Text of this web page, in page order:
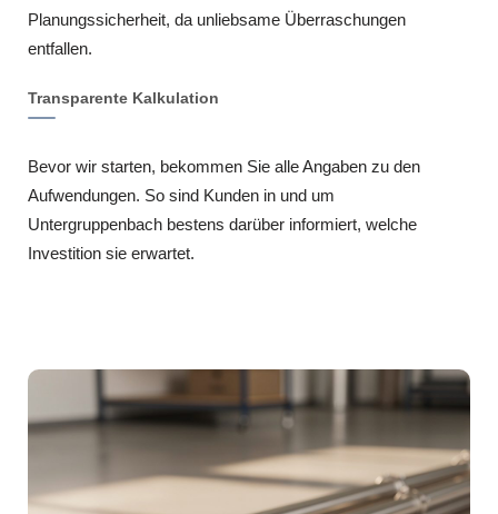
Planungssicherheit, da unliebsame Überraschungen
entfallen.
Transparente Kalkulation
Bevor wir starten, bekommen Sie alle Angaben zu den
Aufwendungen. So sind Kunden in und um
Untergruppenbach bestens darüber informiert, welche
Investition sie erwartet.